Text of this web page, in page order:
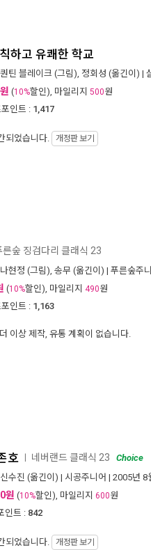
하고 유쾌한 학교
퀀틴 블레이크 (그림), 정회성 (옮긴이) |
(10%할인), 마일리지 500원
인트 : 1,417
되었습니다. 개정판 보기
른숲 징검다리 클래식 23
나현정 (그림), 송무 (옮긴이) | 푸른숲주
(10%할인), 마일리지 490원
인트 : 1,163
이상 제작, 유통 계획이 없습니다.
호 네버랜드 클래식 23
Choice
신수진 (옮긴이) | 시공주니어 | 2005년 8
원 (10%할인), 마일리지 600원
인트 : 842
되었습니다. 개정판 보기